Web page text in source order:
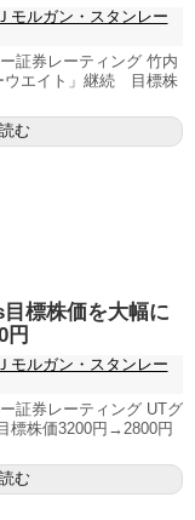
モルガン・スタンレー
証券レーティング 竹内
エイト」継続 目標株
む
標株価を大幅に
円
モルガン・スタンレー
証券レーティング UTグ
標株価3200円→2800円
む